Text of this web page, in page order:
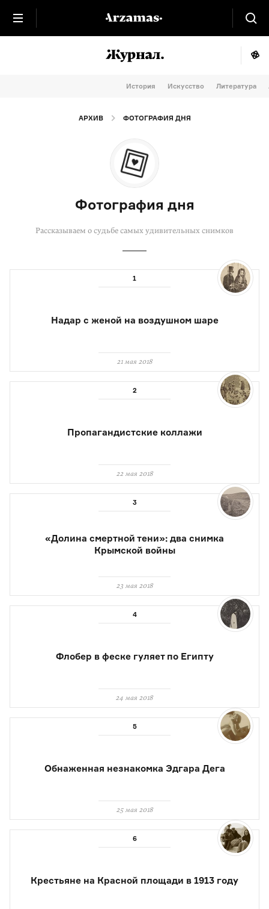
История Искусство Литература
АРХИВ ФОТОГРАФИЯ ДНЯ
Фотография дня
Рассказываем о судьбе самых удивительных снимков
Надар с женой на воздушном шаре
21 мая 2018
Пропагандистские коллажи
22 мая 2018
«Долина смертной тени»: два снимка
Крымской войны
23 мая 2018
Флобер в феске гуляет по Египту
24 мая 2018
Обнаженная незнакомка Эдгара Дега
25 мая 2018
Крестьяне на Красной площади в 1913 году